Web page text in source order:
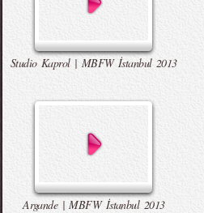
Studio Kaprol | MBFW İstanbul 2013
Argande | MBFW İstanbul 2013